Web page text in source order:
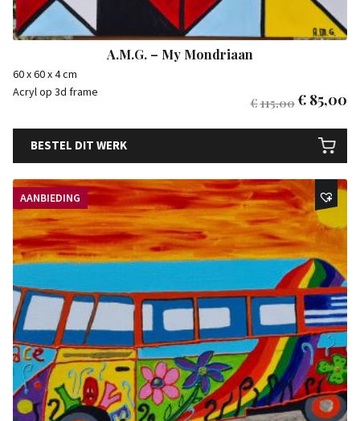
A.M.G. – My Mondriaan
60 x 60 x 4 cm
Acryl op 3d frame
€115,00€ 85,00
BESTEL DIT WERK
AANBIEDING